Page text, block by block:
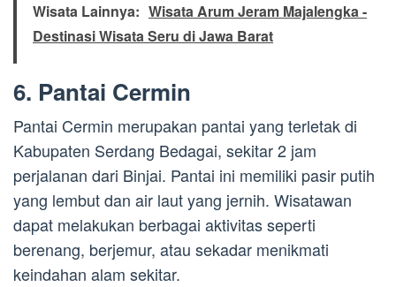
Wisata Lainnya: Wisata Arum Jeram Majalengka -
Destinasi Wisata Seru di Jawa Barat
6. Pantai Cermin
Pantai Cermin merupakan pantai yang terletak di
Kabupaten Serdang Bedagai, sekitar 2 jam
perjalanan dari Binjai. Pantai ini memiliki pasir putih
yang lembut dan air laut yang jernih. Wisatawan
dapat melakukan berbagai aktivitas seperti
berenang, berjemur, atau sekadar menikmati
keindahan alam sekitar.